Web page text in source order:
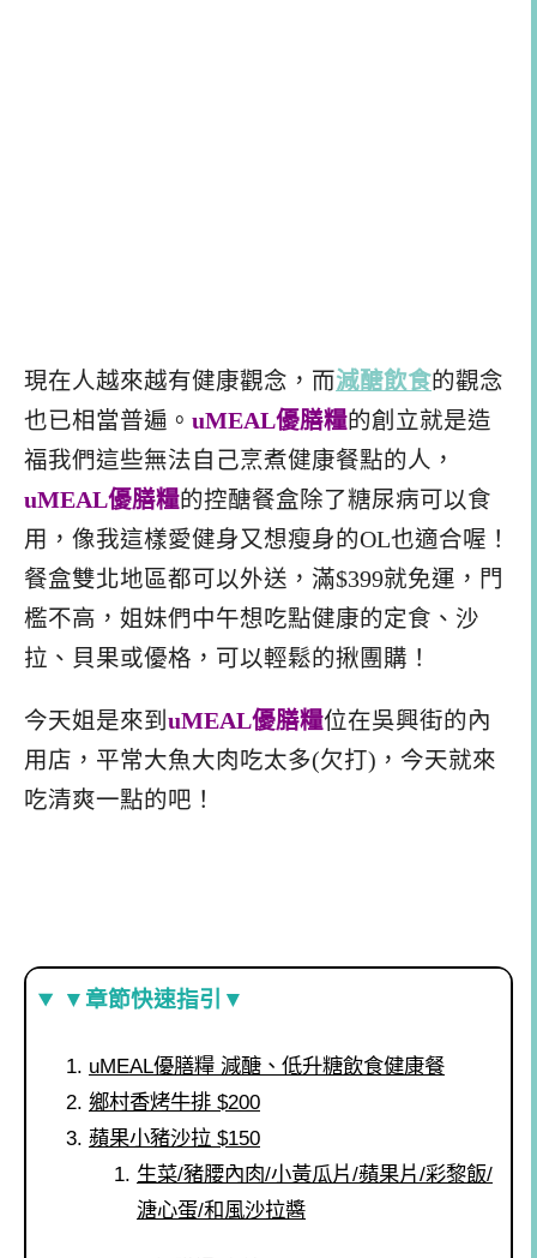
現在人越來越有健康觀念，而減醣飲食的觀念
也已相當普遍。 uMEAL優膳糧的創立就是造
福我們這些無法自己烹煮健康餐點的人，
uMEAL優膳糧的控醣餐盒除了糖尿病可以食
用，像我這樣愛健身又想瘦身的OL也適合喔！
餐盒雙北地區都可以外送，滿$399就免運，門
檻不高，姐妹們中午想吃點健康的定食、沙
拉、貝果或優格，可以輕鬆的揪團購！
今天姐是來到 uMEAL優膳糧位在吳興街的內
用店，平常大魚大肉吃太多(欠打)，今天就來
吃清爽一點的吧！
▼章節快速指引▼
uMEAL優膳糧 減醣、低升糖飲食健康餐
鄉村香烤牛排 $200
蘋果小豬沙拉 $150
生菜/豬腰內肉/小黃瓜片/蘋果片/彩黎飯/
溏心蛋/和風沙拉醬